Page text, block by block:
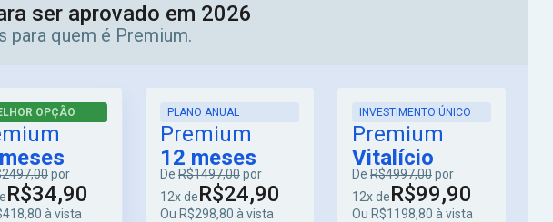
ser aprovado em 2026
para quem é Premium.
OPÇÃO
por
R$34,90
à vista
PLANO ANUAL
Premium
12 meses
De R$1497,00por
12x deR$24,90
Ou R$298,80 à vista
INVESTIMENTO ÚNICO
Premium
Vitalício
De R$4997,00por
12x deR$99,90
Ou R$1198,80 à vista